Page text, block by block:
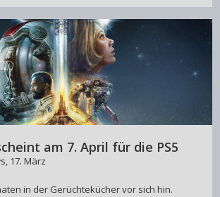
am 7. April für die PS5
, 17. März
in der Gerüchtekücher vor sich hin.